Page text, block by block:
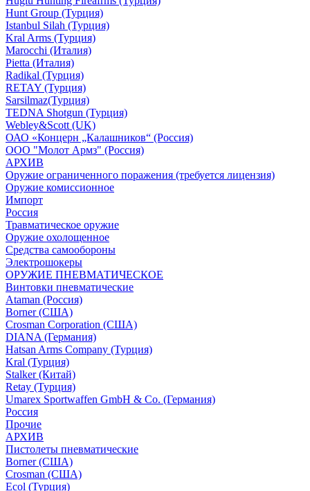
Hunt Group (Турция)
Istanbul Silah (Турция)
Kral Arms (Турция)
Marocchi (Италия)
Pietta (Италия)
Radikal (Турция)
RETAY (Турция)
Sarsilmaz(Турция)
TEDNA Shotgun (Турция)
Webley&Scott (UK)
ОАО «Концерн „Калашников“ (Россия)
ООО "Молот Армз" (Россия)
АРХИВ
Оружие ограниченного поражения (требуется лицензия)
Оружие комиссионное
Импорт
Россия
Травматическое оружие
Оружие охолощенное
Средства самообороны
Электрошокеры
ОРУЖИЕ ПНЕВМАТИЧЕСКОЕ
Винтовки пневматические
Ataman (Россия)
Borner (США)
Crosman Corporation (США)
DIANA (Германия)
Hatsan Arms Company (Турция)
Kral (Турция)
Stalker (Китай)
Retay (Турция)
Umarex Sportwaffen GmbH & Co. (Германия)
Россия
Прочие
АРХИВ
Пистолеты пневматические
Borner (США)
Crosman (США)
Ecol (Турция)